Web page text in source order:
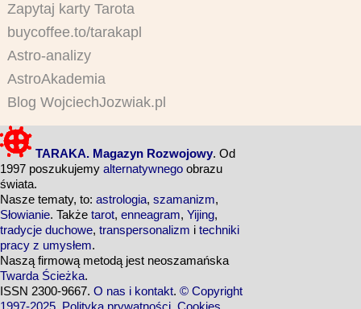
Zapytaj karty Tarota
buycoffee.to/tarakapl
Astro-analizy
AstroAkademia
Blog WojciechJozwiak.pl
TARAKA. Magazyn Rozwojowy. Od
1997 poszukujemy alternatywnego obrazu
świata.
Nasze tematy, to: astrologia, szamanizm,
Słowianie. Także tarot, enneagram, Yijing,
tradycje duchowe, transpersonalizm i techniki
pracy z umysłem.
Naszą firmową metodą jest neoszamańska
Twarda Ścieżka.
ISSN 2300-9667. O nas i kontakt. © Copyright